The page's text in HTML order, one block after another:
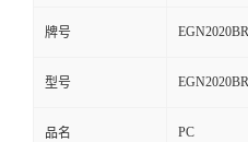
牌号 EGN2020BR
型号 EGN2020BR
品名 PC